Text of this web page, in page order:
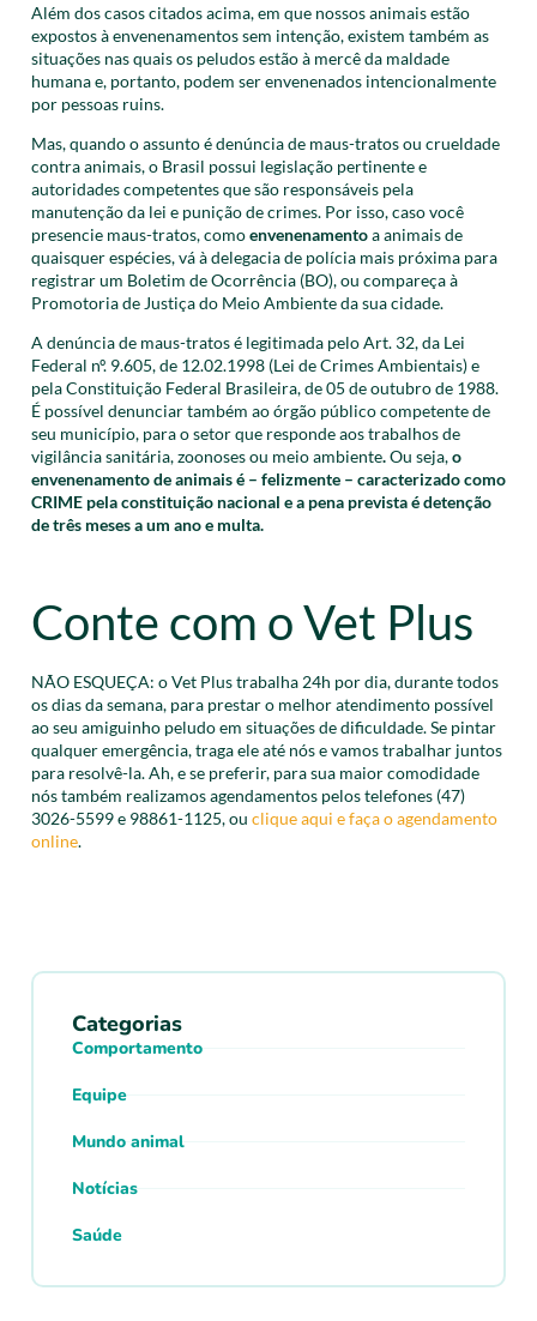
Além dos casos citados acima, em que nossos animais estão
expostos à envenenamentos sem intenção, existem também as
situações nas quais os peludos estão à mercê da maldade
humana e, portanto, podem ser envenenados intencionalmente
por pessoas ruins.
Mas, quando o assunto é denúncia de maus-tratos ou crueldade
contra animais, o Brasil possui legislação pertinente e
autoridades competentes que são responsáveis pela
manutenção da lei e punição de crimes. Por isso, caso você
presencie maus-tratos, comoenvenenamentoa animais de
quaisquer espécies, vá à delegacia de polícia mais próxima para
registrar um Boletim de Ocorrência (BO), ou compareça à
Promotoria de Justiça do Meio Ambiente da sua cidade.
A denúncia de maus-tratos é legitimada pelo Art. 32, da Lei
Federal nº. 9.605, de 12.02.1998 (Lei de Crimes Ambientais) e
pela Constituição Federal Brasileira, de 05 de outubro de 1988.
É possível denunciar também ao órgão público competente de
seu município, para o setor que responde aos trabalhos de
vigilância sanitária, zoonoses ou meio ambiente.Ou seja,o
envenenamento de animais é – felizmente – caracterizado como
CRIME pela constituição nacional e a pena prevista é detenção
de três meses a um ano e multa.
Conte com o Vet Plus
NÃO ESQUEÇA: o Vet Plus trabalha 24h por dia, durante todos
os dias da semana, para prestar o melhor atendimento possível
ao seu amiguinho peludo em situações de dificuldade. Se pintar
qualquer emergência, traga ele até nós e vamos trabalhar juntos
para resolvê-la. Ah, e se preferir, para sua maior comodidade
nós também realizamos agendamentos pelos telefones (47)
3026-5599 e 98861-1125, ou clique aqui e faça o agendamento
online.
Categorias
Comportamento
Equipe
Mundo animal
Notícias
Saúde